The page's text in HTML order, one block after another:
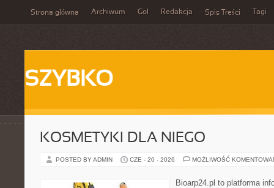
Strona główna Archiwum Gol Redakcja Spis Treści Tagi
SZYBKO
KOSMETYKI DLA NIEGO
POSTED BY ADMIN CZE - 20 - 2026 MOŻLIWOŚĆ
Bioarp24.pl to platforma